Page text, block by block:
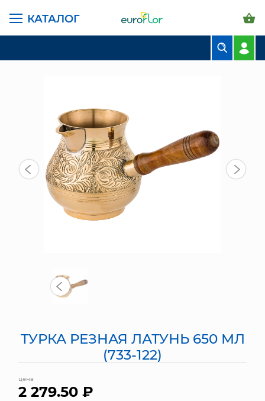
КАТАЛОГ
СВАДЕБНАЯ ФЛОРИСТИКА
КОМНАТНЫЕ РАСТЕНИЯ
ГОРШКИ И КАШПО
ГРУНТЫ И УДОБРЕНИЯ
ЯЩИКИ
СУНДУКИ
ИСКУССТВЕННЫЕ ЦВЕТЫ
ГЛАВНАЯ СТРАНИЦА КАТАЛОГ
ПРЕДМЕТЫ ИНТЕРЬЕРА
ТУРКА РЕЗНАЯ ЛАТУНЬ 650 МЛ
(733-122)
цена
2 279.50 ₽